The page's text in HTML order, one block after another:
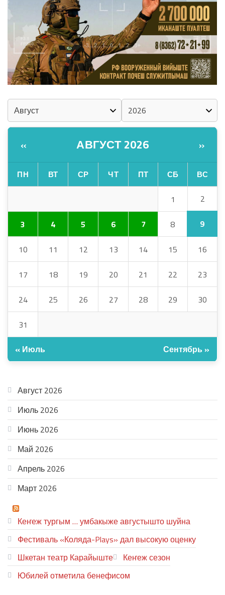
« АВГУСТ 2026 »
ПН ВТ СР ЧТ ПТ СБ ВС
1 2
3 4 5 6 7 8 9
10 11 12 13 14 15 16
17 18 19 20 21 22 23
24 25 26 27 28 29 30
31
« Июль Сентябрь »
Август 2026
Июль 2026
Июнь 2026
Май 2026
Апрель 2026
Март 2026
Кеҥеж тургым … умбакыже августышто шуйна
Фестиваль «Коляда-Plays» дал высокую оценку
Шкетан театр Карайыште
Кеҥеж сезон
Юбилей отметила бенефисом